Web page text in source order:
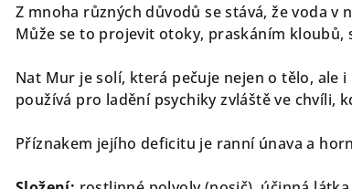
Z mnoha různých důvodů se stává, že voda v
Může se to projevit otoky, praskáním kloubů,
Nat Mur je solí, která pečuje nejen o tělo, ale
používá pro ladění psychiky zvláště ve chvíli,
Příznakem jejího deficitu je ranní únava a